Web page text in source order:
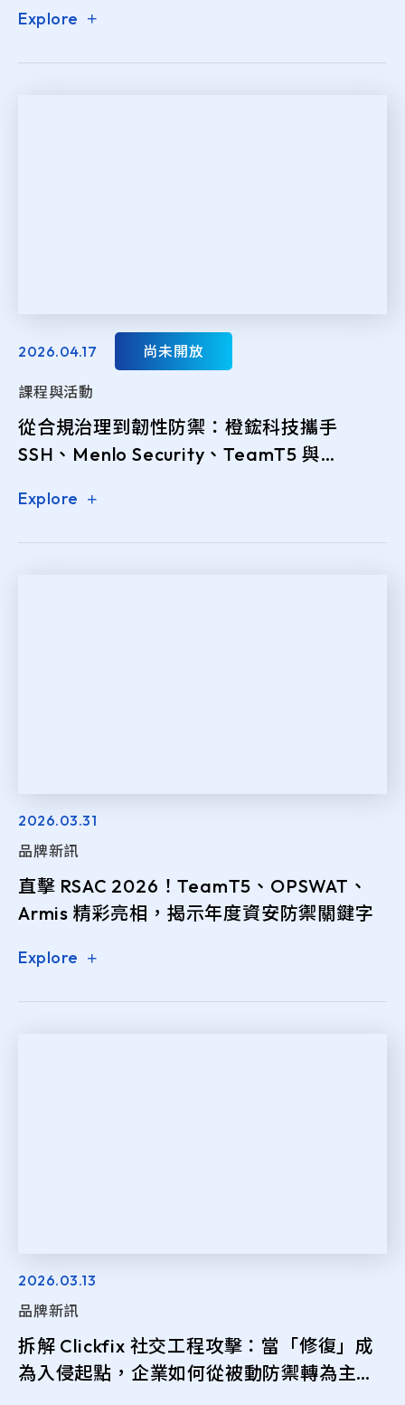
Explore
2026.04.17 尚未開放
課程與活動
從合規治理到韌性防禦：橙鋐科技攜手
SSH、Menlo Security、TeamT5 與
Explore
2026.03.31
品牌新訊
直擊 RSAC 2026！TeamT5、OPSWAT、
Armis 精彩亮相，揭示年度資安防禦關鍵字
Explore
2026.03.13
品牌新訊
拆解 Clickfix 社交工程攻擊：當「修復」成
為入侵起點，企業如何從被動防禦轉為主動